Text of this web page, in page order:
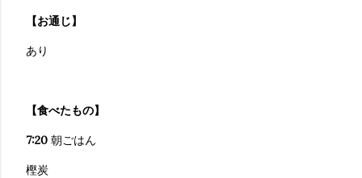
【お通じ】
あり
【食べたもの】
7:20 朝ごはん
樫炭